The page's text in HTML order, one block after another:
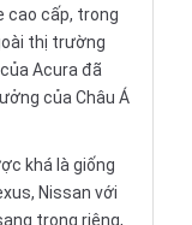
cao cấp, trong
thị trường
Acura đã
của Châu Á
khá là giống
Nissan với
trọng riêng,